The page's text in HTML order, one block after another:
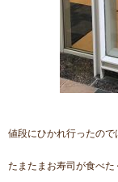
値段にひかれ行ったので
たまたまお寿司が食べた